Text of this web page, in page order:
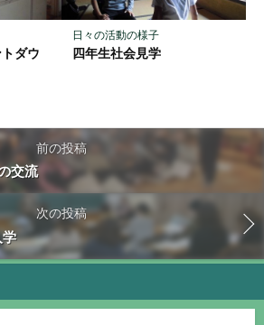
ダウ
日々の活動の様子
四年生社会見学
前の投稿
の交流
次の投稿